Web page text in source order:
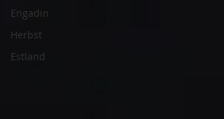
Engadin
Herbst
Estland